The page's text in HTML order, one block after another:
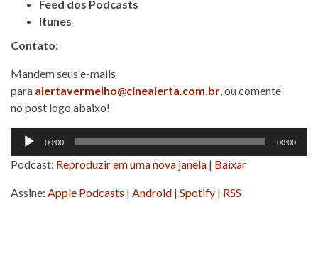
Feed dos Podcasts
Itunes
Contato:
Mandem seus e-mails
para alertavermelho@cinealerta.com.br, ou comente
no post logo abaixo!
Tocador
áudio
00:00 00:00
Podcast: Reproduzir em uma nova janela | Baixar
Assine: Apple Podcasts | Android | Spotify | RSS